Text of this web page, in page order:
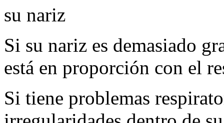
su nariz
Si su nariz es demasiado
está en proporción con el
Si tiene problemas